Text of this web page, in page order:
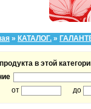
» КАТАЛОГ. »
в этой
от до